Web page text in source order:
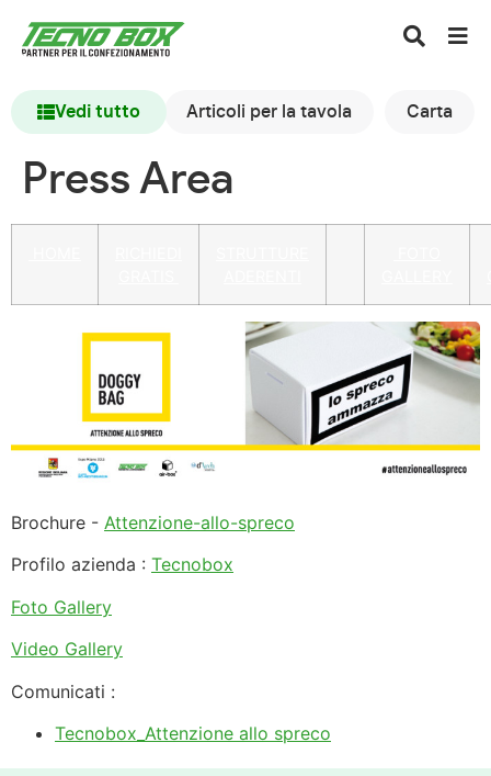
Vedi tutto Articoli per la tavola Carta
Press Area
Brochure - Attenzione-allo-spreco
Profilo azienda : Tecnobox
Foto Gallery
Video Gallery
Comunicati :
Tecnobox_Attenzione allo spreco